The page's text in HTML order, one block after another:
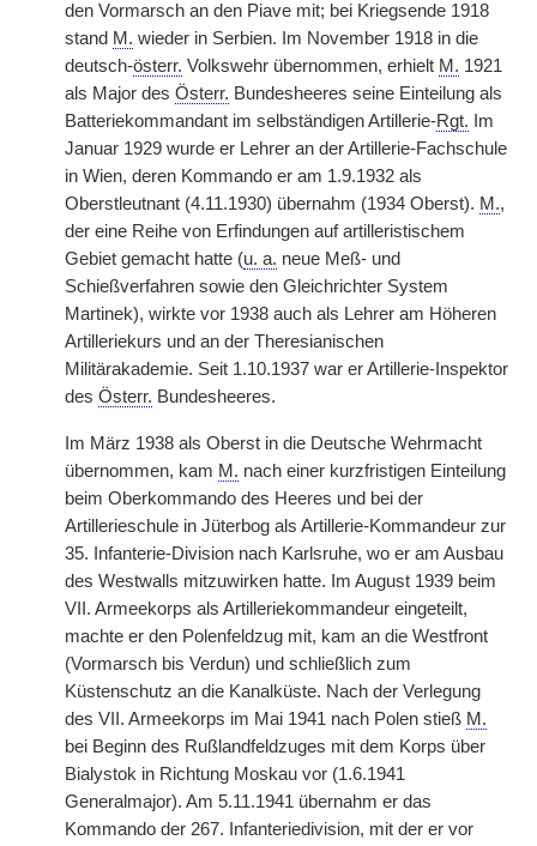
den Vormarsch an den Piave mit; bei Kriegsende 1918
stand M. wieder in Serbien. Im November 1918 in die
deutsch-österr. Volkswehr übernommen, erhielt M. 1921
als Major des Österr. Bundesheeres seine Einteilung als
Batteriekommandant im selbständigen Artillerie-Rgt. Im
Januar 1929 wurde er Lehrer an der Artillerie-Fachschule
in Wien, deren Kommando er am 1.9.1932 als
Oberstleutnant (4.11.1930) übernahm (1934 Oberst). M.,
der eine Reihe von Erfindungen auf artilleristischem
Gebiet gemacht hatte (u. a. neue Meß- und
Schießverfahren sowie den Gleichrichter System
Martinek), wirkte vor 1938 auch als Lehrer am Höheren
Artilleriekurs und an der Theresianischen
Militärakademie. Seit 1.10.1937 war er Artillerie-Inspektor
des Österr. Bundesheeres.
Im März 1938 als Oberst in die Deutsche Wehrmacht
übernommen, kam M. nach einer kurzfristigen Einteilung
beim Oberkommando des Heeres und bei der
Artillerieschule in Jüterbog als Artillerie-Kommandeur zur
35. Infanterie-Division nach Karlsruhe, wo er am Ausbau
des Westwalls mitzuwirken hatte. Im August 1939 beim
VII. Armeekorps als Artilleriekommandeur eingeteilt,
machte er den Polenfeldzug mit, kam an die Westfront
(Vormarsch bis Verdun) und schließlich zum
Küstenschutz an die Kanalküste. Nach der Verlegung
des VII. Armeekorps im Mai 1941 nach Polen stieß M.
bei Beginn des Rußlandfeldzuges mit dem Korps über
Bialystok in Richtung Moskau vor (1.6.1941
Generalmajor). Am 5.11.1941 übernahm er das
Kommando der 267. Infanteriedivision, mit der er vor